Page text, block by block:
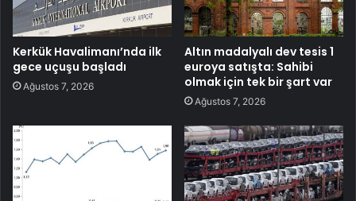
Kerkük Havalimanı’nda ilk
gece uçuşu başladı
Ağustos 7, 2026
Altın madalyalı dev tesis 1
euroya satışta: Sahibi
olmak için tek bir şart var
Ağustos 7, 2026